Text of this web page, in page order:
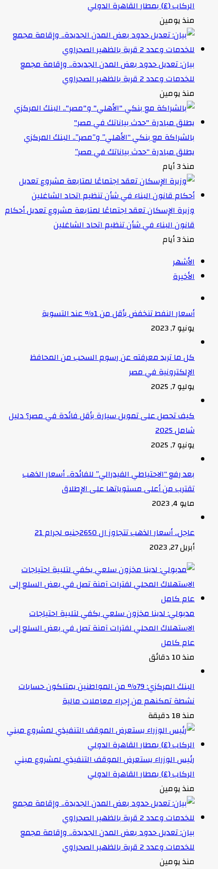
الركاب (٤) بمطار القاهرة الدولي
منذ يومين
بيان: تعديل حدود بعض المدن الجديدة.. وإقامة مجمع
للخدمات وعدد 2 قرية بالظهير الصحراوي
منذ يومين
بالشراكة مع بنكي “الأهلي” و”مصر”.. البنك المركزي
يطلق مبادرة “حدث بياناتك في مصر”
منذ 3 أيام
وزيرة الإسكان تعقد اجتماعًا لمتابعة مشروع تعديل أحكام
قانون البناء في شأن تنظيم اتحاد الشاغلين
منذ 3 أيام
الأشهر
الأخيرة
أسعار النفط تنخفض بأقل من 1% عند التسوية
يونيو 7, 2023
كل ما تريد معرفته عن رسوم السحب من المحافظ
الإلكترونية في مصر
يوليو 7, 2025
كيف تحصل على تمويل سيارة بأقل فائدة في مصر؟ دليل
شامل 2025
يونيو 7, 2025
بعد رفع “الاحتياطي الفيدرالي” للفائدة.. أسعار الذهب
تقترب من أعلى مستوياتها على الإطلاق
مايو 4, 2023
عاجل.. أسعار الذهب تتجاوز ال 2650جنيه لجرام 21
أبريل 27, 2023
مدبولي: لدينا مخزون سلعي يكفي لتلبية احتياجات
الاستهلاك المحلي لفترات آمنة تصل في بعض السلع إلى
عام كامل
منذ 10 دقائق
البنك المركزي: 79% من المواطنين يمتلكون حسابات
نشطة تمكنهم من إجراء معاملات مالية
منذ 18 دقيقة
رئيس الوزراء يستعرض الموقف التنفيذي لمشروع مبني
الركاب (٤) بمطار القاهرة الدولي
منذ يومين
بيان: تعديل حدود بعض المدن الجديدة.. وإقامة مجمع
للخدمات وعدد 2 قرية بالظهير الصحراوي
منذ يومين